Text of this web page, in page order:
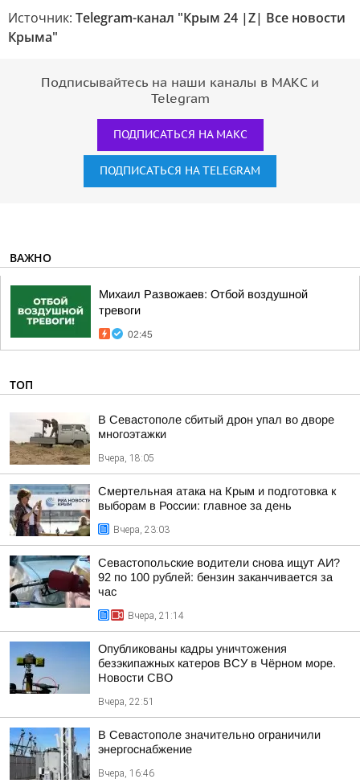
Источник: Telegram-канал "Крым 24 |Z| Все новости
Крыма"
Подписывайтесь на наши каналы в МАКС и
Telegram
ПОДПИСАТЬСЯ НА МАКС
ПОДПИСАТЬСЯ НА TELEGRAM
ВАЖНО
Михаил Развожаев: Отбой воздушной
тревоги
02:45
ТОП
В Севастополе сбитый дрон упал во дворе
многоэтажки
Вчера, 18:05
Смертельная атака на Крым и подготовка к
выборам в России: главное за день
Вчера, 23:03
Севастопольские водители снова ищут АИ?
92 по 100 рублей: бензин заканчивается за
час
Вчера, 21:14
Опубликованы кадры уничтожения
безэкипажных катеров ВСУ в Чёрном море.
Новости СВО
Вчера, 22:51
В Севастополе значительно ограничили
энергоснабжение
Вчера, 16:46